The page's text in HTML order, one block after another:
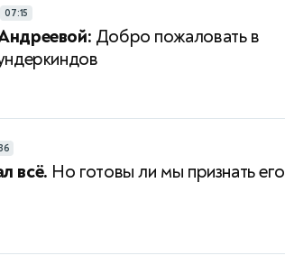
07:15
Добро пожаловать в
всё. Но готовы ли мы признать его